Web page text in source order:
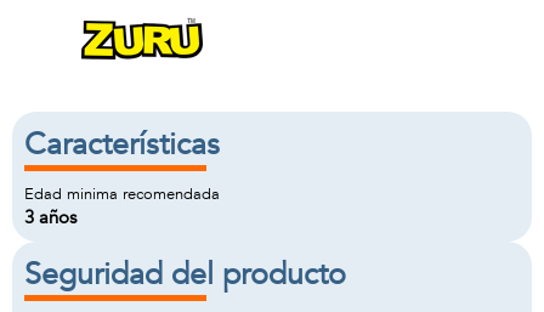
Características
Edad minima recomendada
3 años
Seguridad del producto